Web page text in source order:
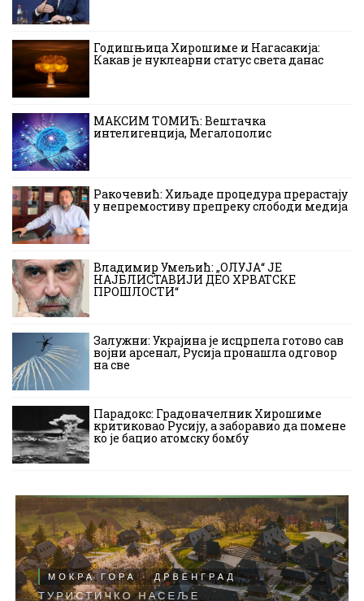
Годишњица Хирошиме и Нагасакија:
Какав је нуклеарни статус света данас
МАКСИМ ТОМИЋ: Вештачка
интелигенција, Мегалополис
Ракочевић: Хиљаде процедура прерастају
у непремостиву препреку слободи медија
Владимир Умељић: „ОЛУЈА“ ЈЕ
НАЈБЛИСТАВИЈИ ДЕО ХРВАТСКЕ
ПРОШЛОСТИ“
Залужни: Украјина је исцрпела готово сав
војни арсенал, Русија пронашла одговор
на све
Парадокс: Градоначелник Хирошиме
критиковао Русију, а заборавио да помене
ко је бацио атомску бомбу